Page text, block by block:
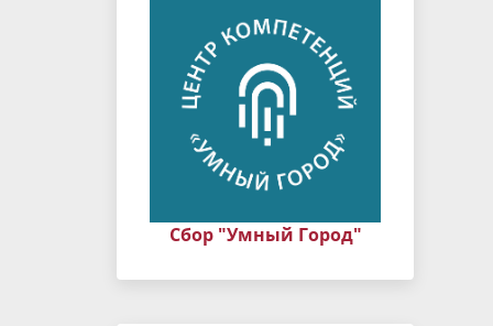
Сбор "Умный Город"